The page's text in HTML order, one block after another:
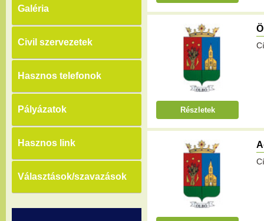
Galéria
Civil szervezetek
Hasznos telefonok
Pályázatok
Hasznos link
Választások/szavazások
Részletek